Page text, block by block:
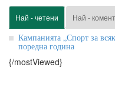
Най - четени Най -
Кампанията „Спорт за
поредна година
{/mostViewed}